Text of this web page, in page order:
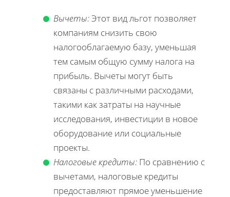
Вычеты:Этот вид льгот позволяет
компаниям снизить свою
налогооблагаемую базу, уменьшая
тем самым общую сумму налога на
прибыль. Вычеты могут быть
связаны с различными расходами,
такими как затраты на научные
исследования, инвестиции в новое
оборудование или социальные
проекты.
Налоговые кредиты: По сравнению с
вычетами, налоговые кредиты
предоставляют прямое уменьшение